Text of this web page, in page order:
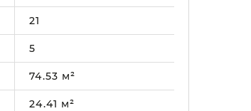
21
5
74.53 м²
24.41 м²